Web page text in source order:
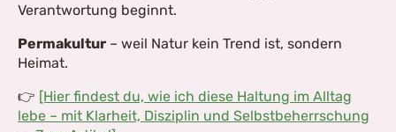
Verantwortung beginnt.
Permakultur – weil Natur kein Trend ist, sondern
Heimat.
👉 [Hier findest du, wie ich diese Haltung im Alltag
lebe – mit Klarheit, Disziplin und Selbstbeherrschung